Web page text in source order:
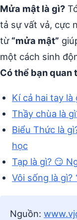
Mửa mật là gì?
tả sự vất vả, cực
từ “mửa mật”
một cách sinh
Có thể bạn quan
Kí cả hai tay
Thầy chùa là
Biểu Thức là
học
Tạp là gì? 😏
Vôi sống là
Nguồn: